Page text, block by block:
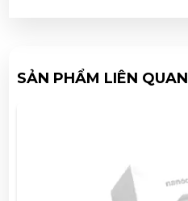
SẢN PHẨM LIÊN QUAN